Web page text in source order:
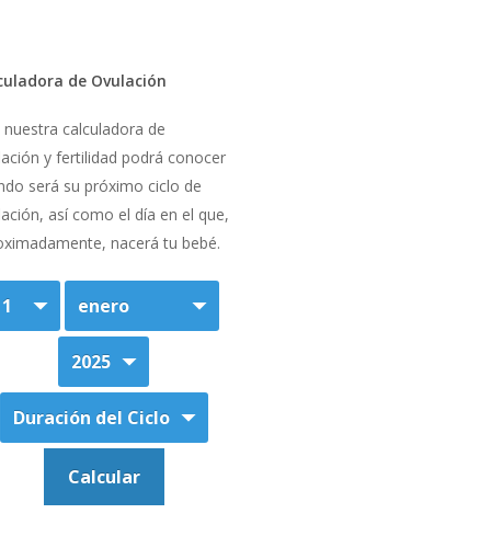
de Ovulación
nuestra calculadora de
y fertilidad podrá conocer
será su próximo ciclo de
así como el día en el que,
nacerá tu bebé.